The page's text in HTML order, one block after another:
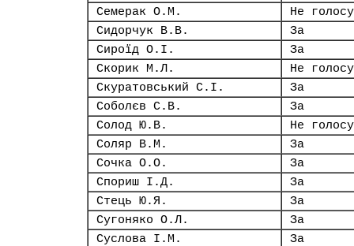
Семерак О.М.
Не
Сидорчук В.В.
За
Сироїд О.І.
За
Скорик М.Л.
Не
Скуратовський С.І.
За
Соболєв С.В.
За
Солод Ю.В.
Не
Соляр В.М.
За
Сочка О.О.
За
Спориш І.Д.
За
Стець Ю.Я.
За
Сугоняко О.Л.
За
Суслова І.М.
За